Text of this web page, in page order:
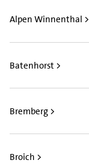
Alpen Winnenthal >
Batenhorst >
Bremberg >
Broich >